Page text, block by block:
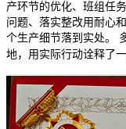
产环节的优化、班组任
问题、落实整改用耐心
个生产细节落到实处。
地，用实际行动诠释了